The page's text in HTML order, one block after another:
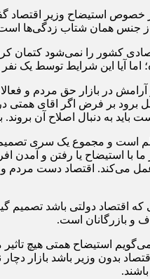
جنس همان شتاب زدگی‌ها
کشور را نمی‌شود کتمان
آیا این شرایط توسط یک
و آرامش در بازار حق مردم و
باید به دنبال اصلاح آن
است و مجموع یک سری
با استیضاح یا رفتن و آمدن
می‌کند. اقتصاد دست مردم و
که اقتصاد دولتی باشد تصمیم
و بازرگانان است.
استیضاح همتی هیچ
بدون وزیر باشد بازار